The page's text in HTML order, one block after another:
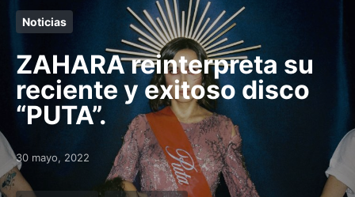
Noticias
ZAHARA reinterpreta su
reciente y exitoso disco
“PUTA”.
Posted on
30 mayo, 2022